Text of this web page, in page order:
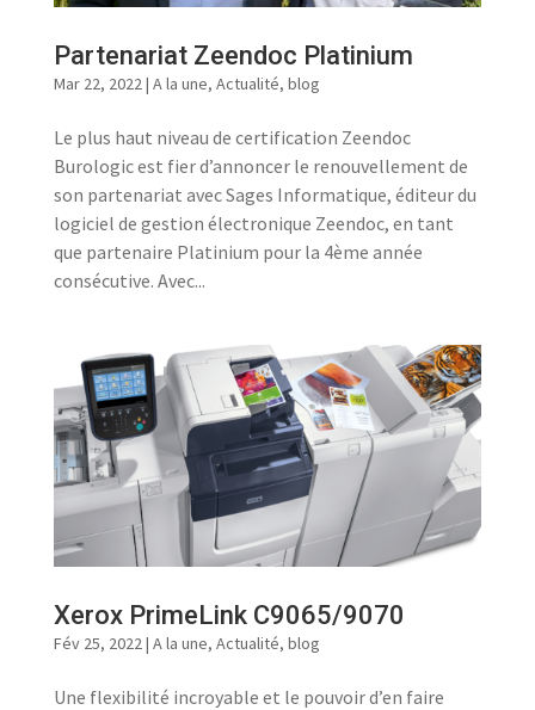
Partenariat Zeendoc Platinium
Mar 22, 2022| A la une, Actualité, blog
Le plus haut niveau de certification Zeendoc
Burologic est fier d’annoncer le renouvellement de
son partenariat avec Sages Informatique, éditeur du
logiciel de gestion électronique Zeendoc, en tant
que partenaire Platinium pour la 4ème année
consécutive. Avec...
Xerox PrimeLink C9065/9070
Fév 25, 2022| A la une, Actualité, blog
Une flexibilité incroyable et le pouvoir d’en faire